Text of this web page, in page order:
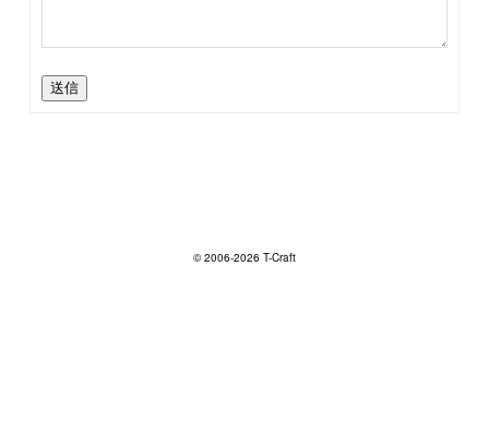
送信
© 2006-2026 T-Craft